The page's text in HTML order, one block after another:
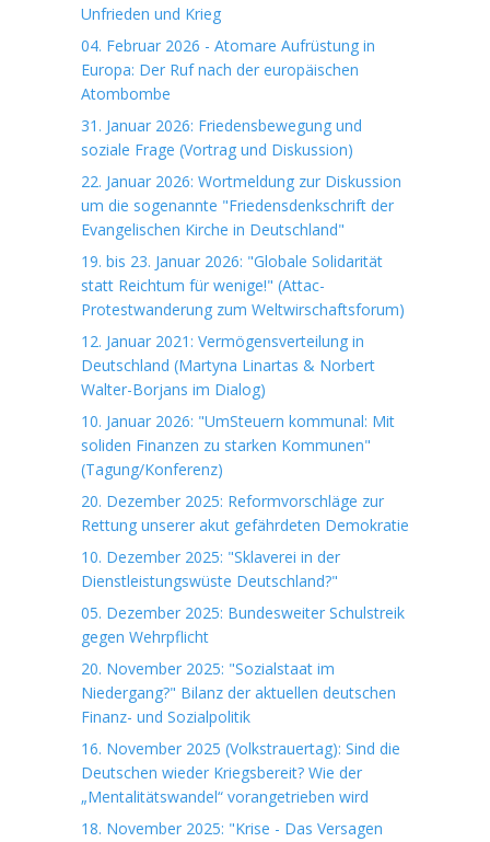
Unfrieden und Krieg
04. Februar 2026 - Atomare Aufrüstung in
Europa: Der Ruf nach der europäischen
Atombombe
31. Januar 2026: Friedensbewegung und
soziale Frage (Vortrag und Diskussion)
22. Januar 2026: Wortmeldung zur Diskussion
um die sogenannte "Friedensdenkschrift der
Evangelischen Kirche in Deutschland"
19. bis 23. Januar 2026: "Globale Solidarität
statt Reichtum für wenige!" (Attac-
Protestwanderung zum Weltwirschaftsforum)
12. Januar 2021: Vermögensverteilung in
Deutschland (Martyna Linartas & Norbert
Walter-Borjans im Dialog)
10. Januar 2026: "UmSteuern kommunal: Mit
soliden Finanzen zu starken Kommunen"
(Tagung/Konferenz)
20. Dezember 2025: Reformvorschläge zur
Rettung unserer akut gefährdeten Demokratie
10. Dezember 2025: "Sklaverei in der
Dienstleistungswüste Deutschland?"
05. Dezember 2025: Bundesweiter Schulstreik
gegen Wehrpflicht
20. November 2025: "Sozialstaat im
Niedergang?" Bilanz der aktuellen deutschen
Finanz- und Sozialpolitik
16. November 2025 (Volkstrauertag): Sind die
Deutschen wieder Kriegsbereit? Wie der
„Mentalitätswandel“ vorangetrieben wird
18. November 2025: "Krise - Das Versagen